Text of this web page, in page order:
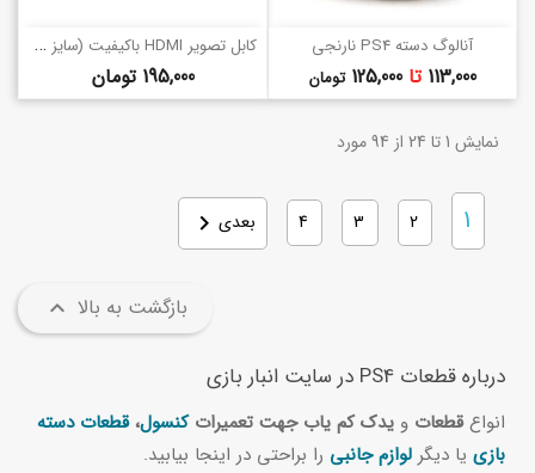
آنالوگ دسته PS4 نارنجی
قیمت 113,000 تا125,000 تومان
ک
ابل تصویر HDMI باکیفیت (سایز مختلف) برای PS4, PS5, BOX ONE
قیمت195,000 تومان
نمایش 1 تا 24 از 94 مورد
1
2
3
4 بعدی 
بازگشت به بالا 
درباره قطعات PS4 در سایت انبار بازی
انواعقطعات و یدک کم یاب جهت تعمیراتکنسول،قطعات دسته
بازی یا دیگر لوازم جانبی را براحتی در اینجا بیابید.